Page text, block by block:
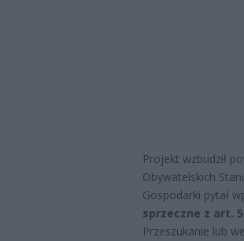
Projekt wzbudził
Obywatelskich
Gospodarki pytał
sprzeczne z art.
Przeszukanie lub